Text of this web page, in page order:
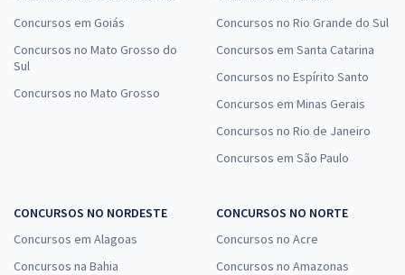
Concursos em Goiás
Concursos no Mato Grosso do
Sul
Concursos no Mato Grosso
Concursos no Rio Grande do Sul
Concursos em Santa Catarina
Concursos no Espírito Santo
Concursos em Minas Gerais
Concursos no Rio de Janeiro
Concursos em São Paulo
CONCURSOS NO NORDESTE
Concursos em Alagoas
Concursos na Bahia
CONCURSOS NO NORTE
Concursos no Acre
Concursos no Amazonas